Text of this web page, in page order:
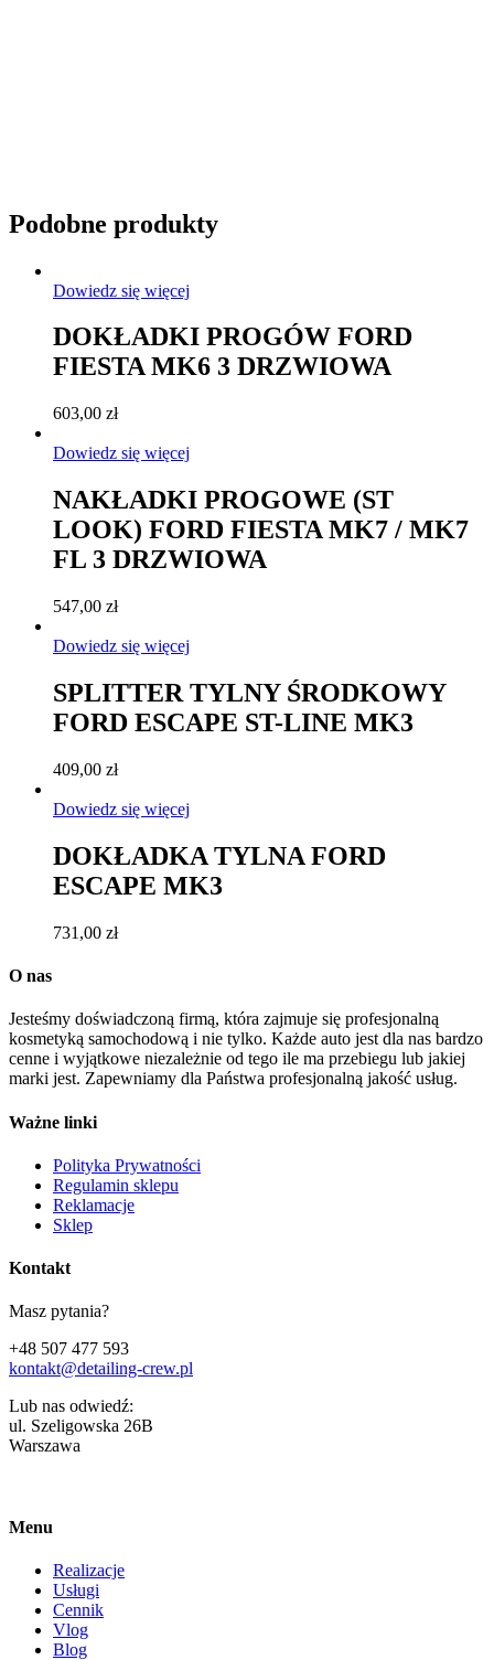
Podobne produkty
Dowiedz się więcej
DOKŁADKI PROGÓW FORD
FIESTA MK6 3 DRZWIOWA
603,00 zł
Dowiedz się więcej
NAKŁADKI PROGOWE (ST
LOOK) FORD FIESTA MK7 / MK7
FL 3 DRZWIOWA
547,00 zł
Dowiedz się więcej
SPLITTER TYLNY ŚRODKOWY
FORD ESCAPE ST-LINE MK3
409,00 zł
Dowiedz się więcej
DOKŁADKA TYLNA FORD
ESCAPE MK3
731,00 zł
O nas
Jesteśmy doświadczoną firmą, która zajmuje się profesjonalną
kosmetyką samochodową i nie tylko. Każde auto jest dla nas bardzo
cenne i wyjątkowe niezależnie od tego ile ma przebiegu lub jakiej
marki jest. Zapewniamy dla Państwa profesjonalną jakość usług.
Ważne linki
Polityka Prywatności
Regulamin sklepu
Reklamacje
Sklep
Kontakt
Masz pytania?
+48 507 477 593
kontakt@detailing-crew.pl
Lub nas odwiedź:
ul. Szeligowska 26B
Warszawa
Menu
Realizacje
Usługi
Cennik
Vlog
Blog